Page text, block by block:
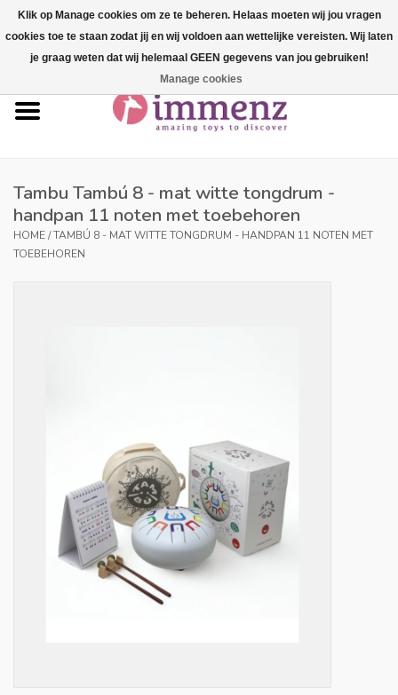
Our brands
professionals
Tambu Tambú 8 - mat witte tongdrum -
handpan 11 noten met toebehoren
HOME/TAMBÚ 8 - MAT WITTE TONGDRUM - HANDPAN 11 NOTEN MET
TOEBEHOREN
Klik op Manage cookies om ze te beheren. Helaas moeten wij jou vragen
cookies toe te staan zodat jij en wij voldoen aan wettelijke vereisten. Wij laten
je graag weten dat wij helemaal GEEN gegevens van jou gebruiken!
Manage cookies